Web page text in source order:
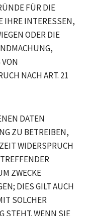
FÜR DIE
IHRE INTERESSEN,
ODER DIE
NACH ART. 21
DATEN
ZU BETREIBEN,
WIDERSPRUCH
ZWECKE
DIES GILT AUCH
SOLCHER
STEHT. WENN SIE